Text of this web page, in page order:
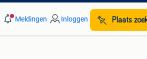
Meldingen Inloggen Plaats